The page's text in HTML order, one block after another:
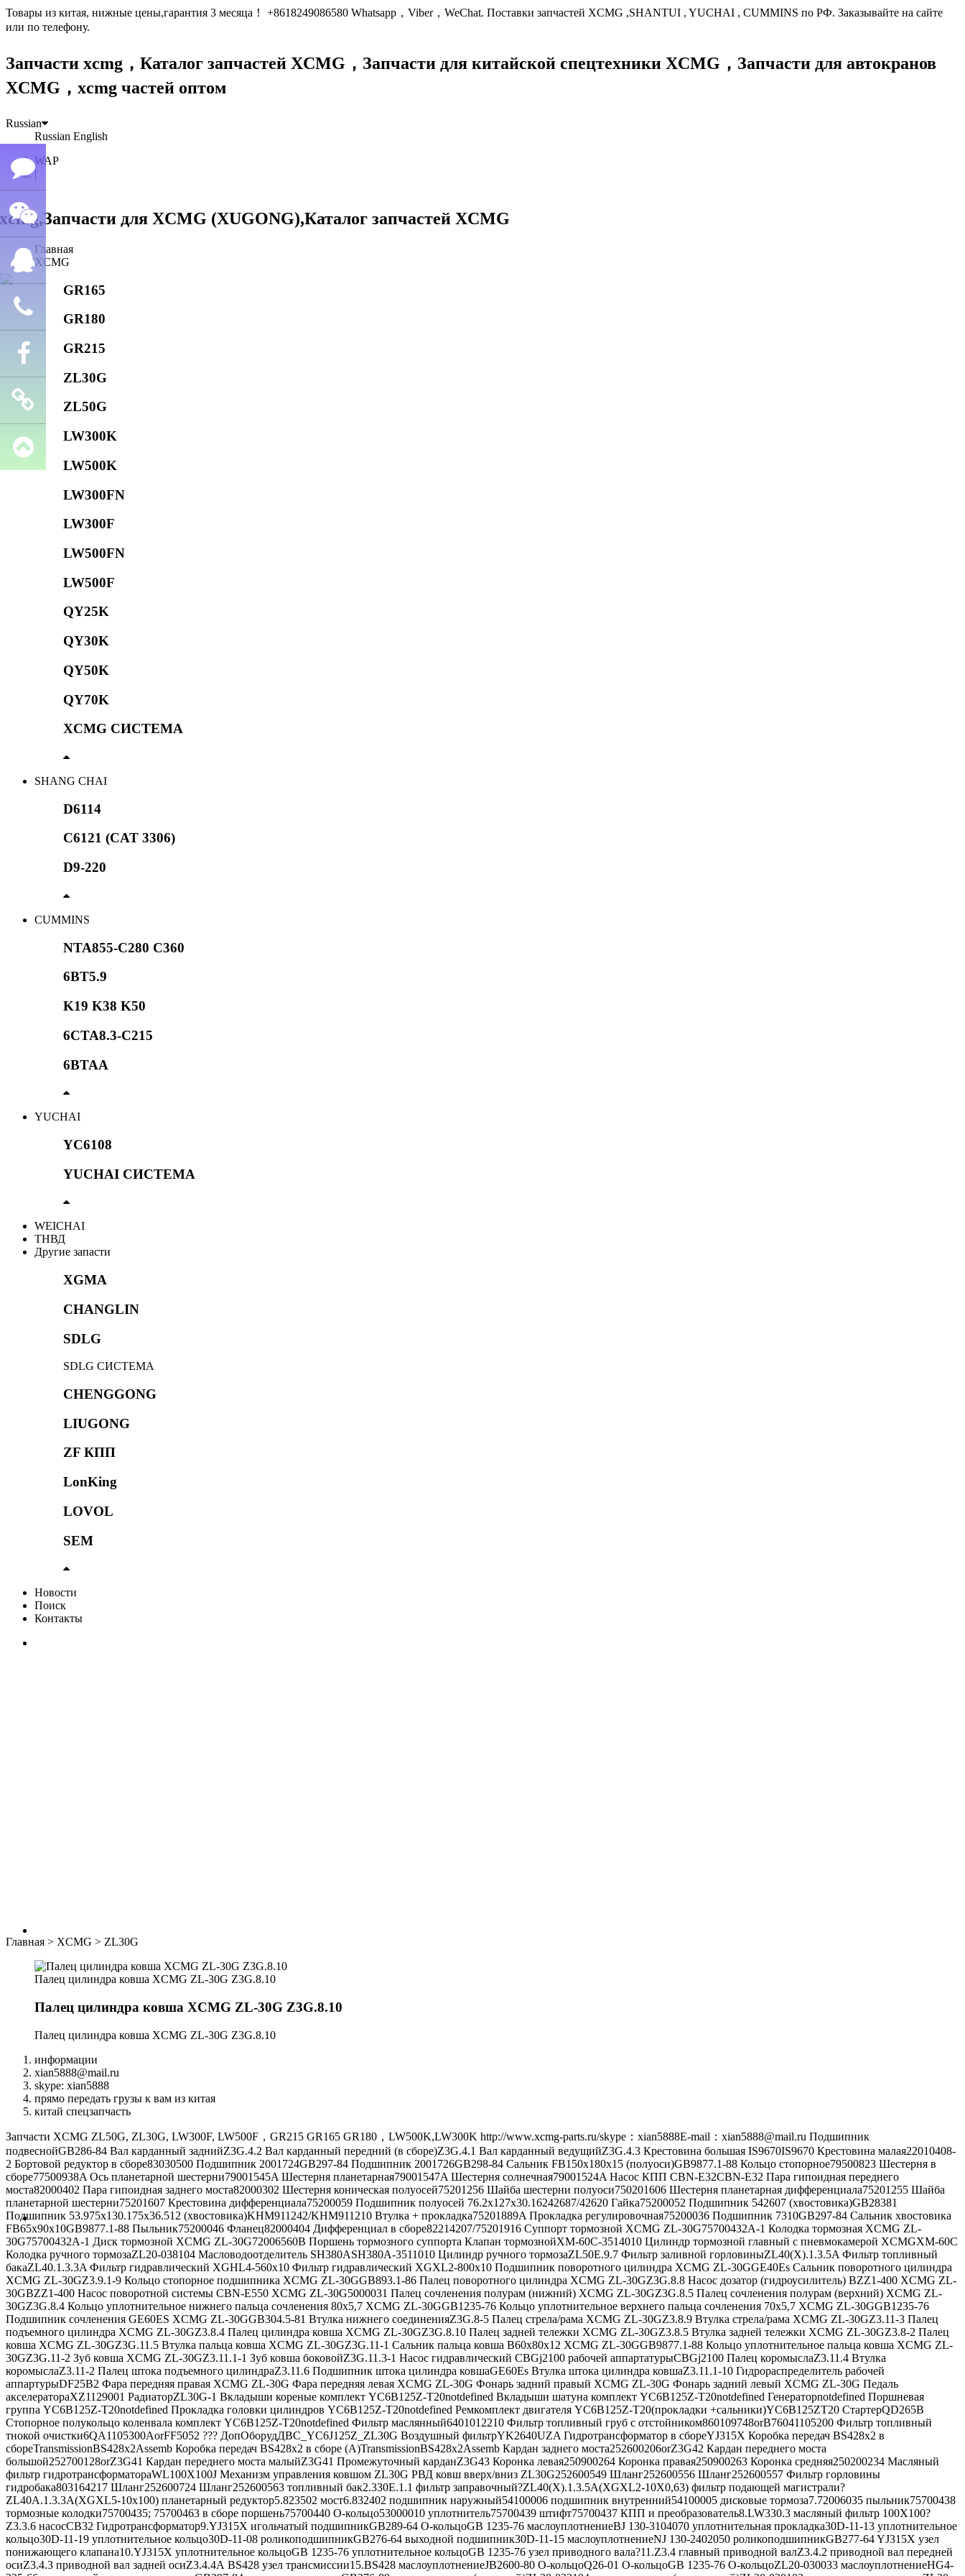
Товары из китая, нижные цены,гарантия 3 месяца！ +8618249086580 Whatsapp，Viber，WeChat. Поставки запчастей XCMG ,SHANTUI , YUCHAI , CUMMINS по РФ. Заказывайте на сайте
или по телефону.
Запчасти xcmg，Каталог запчастей XCMG， Запчасти для китайской спецтехники XCMG， Запчасти для автокранов
XCMG，xcmg частей оптом
Russian
Russian English
WAP
|
Главная
XCMG
GR165
GR180
GR215
ZL30G
ZL50G
LW300K
LW500K
LW300FN
LW300F
LW500FN
LW500F
QY25K
QY30K
QY50K
QY70K
XCMG СИСТЕМА
SHANG CHAI
D6114
C6121 (CAT 3306)
D9-220
CUMMINS
NTA855-C280 C360
6BT5.9
K19 K38 K50
6CTA8.3-C215
6BTAA
YUCHAI
YC6108
YUCHAI СИСТЕМА
WEICHAI
ТНВД
Другие запасти
XGMA
CHANGLIN
SDLG
SDLG СИСТЕМА
CHENGGONG
LIUGONG
ZF КПП
LonKing
LOVOL
SEM
Новости
Поиск
Контакты
Главная > XCMG > ZL30G
Палец цилиндра ковша XCMG ZL-30G Z3G.8.10
Палец цилиндра ковша XCMG ZL-30G Z3G.8.10
Палец цилиндра ковша XCMG ZL-30G Z3G.8.10
информации
xian5888@mail.ru
skype: xian5888
прямо передать грузы к вам из китая
китай спецзапчасть
Запчасти XCMG ZL50G, ZL30G, LW300F, LW500F，GR215 GR165 GR180，LW500K,LW300K http://www.xcmg-parts.ru/skype：xian5888E-mail：xian5888@mail.ru Подшипник
подвеснойGB286-84 Вал карданный заднийZ3G.4.2 Вал карданный передний (в сборе)Z3G.4.1 Вал карданный ведущийZ3G.4.3 Крестовина большая IS9670IS9670 Крестовина малая22010408-
2 Бортовой редуктор в сборе83030500 Подшипник 2001724GB297-84 Подшипник 2001726GB298-84 Сальник FB150x180x15 (полуоси)GB9877.1-88 Кольцо стопорное79500823 Шестерня в
сборе77500938A Ось планетарной шестерни79001545A Шестерня планетарная79001547A Шестерня солнечная79001524A Насос КПП CBN-E32CBN-E32 Пара гипоидная переднего
моста82000402 Пара гипоидная заднего моста82000302 Шестерня коническая полуосей75201256 Шайба шестерни полуоси750201606 Шестерня планетарная дифференциала75201255 Шайба
планетарной шестерни75201607 Крестовина дифференциала75200059 Подшипник полуосей 76.2х127х30.16242687/42620 Гайка75200052 Подшипник 542607 (хвостовика)GB28381
Подшипник 53.975х130.175х36.512 (хвостовика)KHM911242/KHM911210 Втулка + прокладка75201889A Прокладка регулировочная75200036 Подшипник 7310GB297-84 Сальник хвостовика
FB65x90x10GB9877.1-88 Пыльник75200046 Фланец82000404 Дифференциал в сборе82214207/75201916 Суппорт тормозной XCMG ZL-30G75700432A-1 Колодка тормозная XCMG ZL-
30G75700432A-1 Диск тормозной XCMG ZL-30G72006560B Поршень тормозного суппорта Клапан тормознойXM-60C-3514010 Цилиндр тормозной главный с пневмокамерой XCMGXM-60C
Колодка ручного тормозаZL20-038104 Масловодоотделитель SH380ASH380A-3511010 Цилиндр ручного тормозаZL50E.9.7 Фильтр заливной горловиныZL40(X).1.3.5A Фильтр топливный
бакаZL40.1.3.3A Фильтр гидравлический XGHL4-560х10 Фильтр гидравлический XGXL2-800х10 Подшипник поворотного цилиндра XCMG ZL-30GGE40Es Сальник поворотного цилиндра
XCMG ZL-30GZ3.9.1-9 Кольцо стопорное подшипника XCMG ZL-30GGB893.1-86 Палец поворотного цилиндра XCMG ZL-30GZ3G.8.8 Насос дозатор (гидроусилитель) BZZ1-400 XCMG ZL-
30GBZZ1-400 Насос поворотной системы CBN-E550 XCMG ZL-30G5000031 Палец сочленения полурам (нижний) XCMG ZL-30GZ3G.8.5 Палец сочленения полурам (верхний) XCMG ZL-
30GZ3G.8.4 Кольцо уплотнительное нижнего пальца сочленения 80x5,7 XCMG ZL-30GGB1235-76 Кольцо уплотнительное верхнего пальца сочленения 70x5,7 XCMG ZL-30GGB1235-76
Подшипник сочленения GE60ES XCMG ZL-30GGB304.5-81 Втулка нижнего соединенияZ3G.8-5 Палец стрела/рама XCMG ZL-30GZ3.8.9 Втулка стрела/рама XCMG ZL-30GZ3.11-3 Палец
подъемного цилиндра XCMG ZL-30GZ3.8.4 Палец цилиндра ковша XCMG ZL-30GZ3G.8.10 Палец задней тележки XCMG ZL-30GZ3.8.5 Втулка задней тележки XCMG ZL-30GZ3.8-2 Палец
ковша XCMG ZL-30GZ3G.11.5 Втулка пальца ковша XCMG ZL-30GZ3G.11-1 Сальник пальца ковша B60x80x12 XCMG ZL-30GGB9877.1-88 Кольцо уплотнительное пальца ковша XCMG ZL-
30GZ3G.11-2 Зуб ковша XCMG ZL-30GZ3.11.1-1 Зуб ковша боковойZ3G.11.3-1 Насос гидравлический CBGj2100 рабочей аппартатурыCBGj2100 Палец коромыслаZ3.11.4 Втулка
коромыслаZ3.11-2 Палец штока подъемного цилиндраZ3.11.6 Подшипник штока цилиндра ковшаGE60Es Втулка штока цилиндра ковшаZ3.11.1-10 Гидрораспределитель рабочей
аппартурыDF25B2 Фара передняя правая XCMG ZL-30G Фара передняя левая XCMG ZL-30G Фонарь задний правый XCMG ZL-30G Фонарь задний левый XCMG ZL-30G Педаль
акселератораXZ1129001 РадиаторZL30G-1 Вкладыши кореные комплект YC6B125Z-T20notdefined Вкладыши шатуна комплект YC6B125Z-T20notdefined Генераторnotdefined Поршневая
группа YC6B125Z-T20notdefined Прокладка головки цилиндров YC6B125Z-T20notdefined Ремкомплект двигателя YC6B125Z-T20(прокладки +сальники)YC6B125ZT20 СтартерQD265B
Стопорное полукольцо коленвала комплект YC6B125Z-T20notdefined Фильтр маслянный6401012210 Фильтр топливный груб с отстойником860109748orB76041105200 Фильтр топливный
тнокой очистки6QA1105300AorFF5052 ??? ДопОборудДВС_YC6J125Z_ZL30G Воздушный фильтрYK2640UZA Гидротрансформатор в сбореYJ315X Коробка передач BS428x2 в
сбореTransmissionBS428x2Assemb Коробка передач BS428x2 в сборе (А)TransmissionBS428x2Assemb Кардан заднего моста252600206orZ3G42 Кардан переднего моста
большой252700128orZ3G41 Кардан переднего моста малыйZ3G41 Промежуточный карданZ3G43 Коронка левая250900264 Коронка правая250900263 Коронка средняя250200234 Масляный
фильтр гидротрансформатораWL100X100J Механизм управления ковшом ZL30G РВД ковш вверх/вниз ZL30G252600549 Шланг252600556 Шланг252600557 Фильтр горловины
гидробака803164217 Шланг252600724 Шланг252600563 топливный бак2.330E.1.1 фильтр заправочный?ZL40(X).1.3.5А(XGXL2-10X0,63) фильтр подающей магистрали?
ZL40А.1.3.3А(XGXL5-10x100) планетарный редуктор5.823502 мост6.832402 подшипник наружный54100006 подшипник внутренний54100005 дисковые тормоза7.72006035 пыльник75700438
тормозные колодки75700435; 75700463 в сборе поршень75700440 О-кольцо53000010 уплотнитель75700439 штифт75700437 КПП и преобразователь8.LW330.3 масляный фильтр 100Х100?
Z3.3.6 насосСВ32 Гидротрансформатор9.YJ315X игольчатый подшипникGB289-64 O-кольцоGB 1235-76 маслоуплотнениеBJ 130-3104070 уплотнительная прокладка30D-11-13 уплотнительное
кольцо30D-11-19 уплотнительное кольцо30D-11-08 роликоподшипникGB276-64 выходной подшипник30D-11-15 маслоуплотнениеNJ 130-2402050 роликоподшипникGB277-64 YJ315X узел
понижающего клапана10.YJ315X уплотнительное кольцоGB 1235-76 уплотнительное кольцоGB 1235-76 узел приводного вала?11.Z3.4 главный приводной валZ3.4.2 приводной вал передней
осиZ3.4.3 приводной вал задней осиZ3.4.4А BS428 узел трансмиссии15.BS428 маслоуплотнениеJB2600-80 О-кольцоQ26-01 О-кольцоGB 1235-76 О-кольцоZL20-030033 маслоуплотнениеHG4-
Семён
лю
WeChat
QQ
Телефон
Facebook
Запчасти